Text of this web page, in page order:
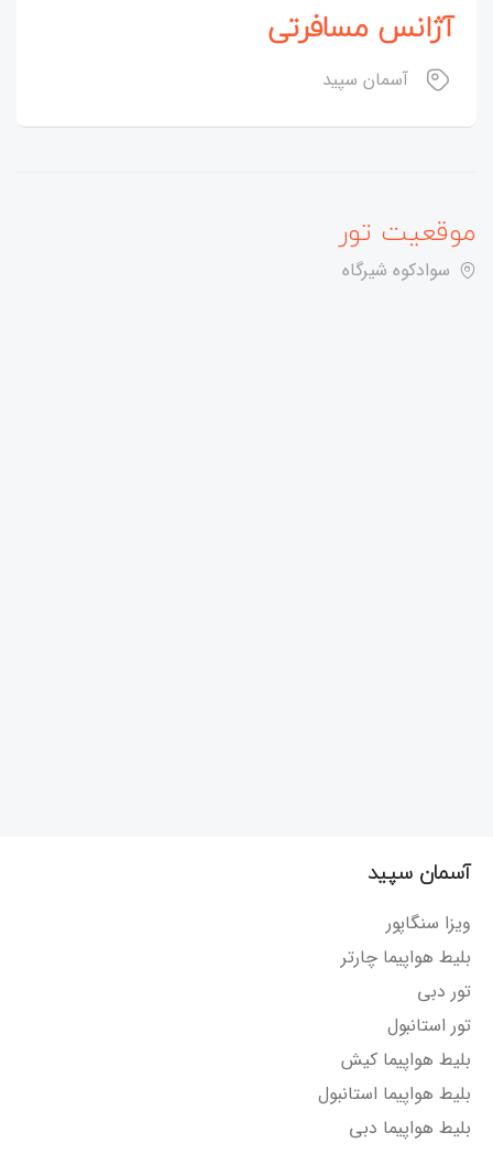
آژانس مسافرتی
آسمان سپید
موقعیت تور
سوادکوه شیرگاه
آسمان سپید
ویزا سنگاپور
بلیط هواپیما چارتر
تور دبی
تور استانبول
بلیط هواپیما کیش
بلیط هواپیما استانبول
بلیط هواپیما دبی